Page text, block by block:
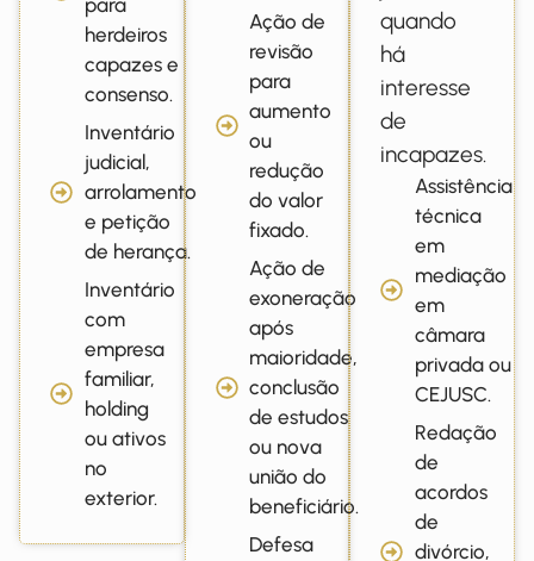
herdeiros
capazes e
consenso.
Inventário
judicial,
arrolamento
e petição
de herança.
Inventário
com
empresa
familiar,
holding
ou ativos
no
exterior.
Ação de
revisão
para
aumento
ou
redução
do valor
fixado.
Ação de
exoneração
após
maioridade,
conclusão
de estudos
ou nova
união do
beneficiário.
Defesa
quando
há
interesse
de
incapazes.
Assistência
técnica
em
mediação
em
câmara
privada ou
CEJUSC.
Redação
de
acordos
de
divórcio,